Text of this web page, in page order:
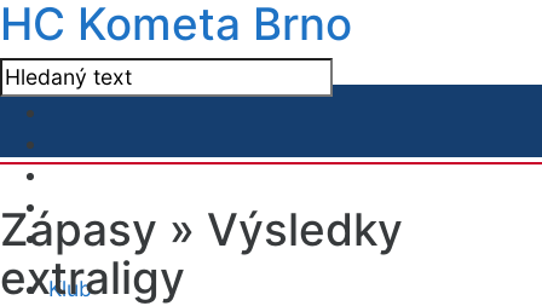
HC Kometa Brno
Klub
Zápasy » Výsledky
extraligy